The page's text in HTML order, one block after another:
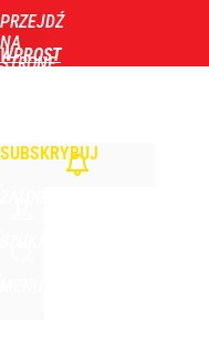
PRZEJDŹ
NA
STRONĘ
WPROST
SUBSKRYBUJ
dodaj